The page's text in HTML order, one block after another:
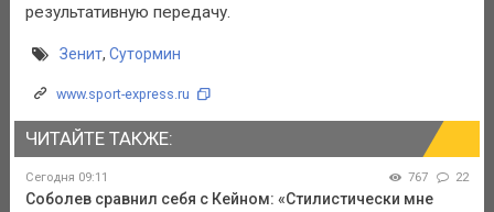
результативную передачу.
Зенит, Сутормин
www.sport-express.ru
ЧИТАЙТЕ ТАКЖЕ:
Сегодня 09:11 767 22
Соболев сравнил себя с Кейном: «Стилистически мне